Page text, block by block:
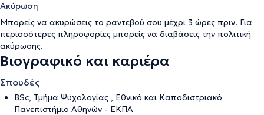
Ακύρωση
Μπορείς να ακυρώσεις το ραντεβού σου μέχρι 3 ώρες πριν. Για
περισσότερες πληροφορίες μπορείς να διαβάσεις την πολιτική
ακύρωσης.
Βιογραφικό και καριέρα
Σπουδές
BSc, Τμήμα Ψυχολογίας , Εθνικό και Καποδιστριακό
Πανεπιστήμιο Αθηνών - ΕΚΠΑ